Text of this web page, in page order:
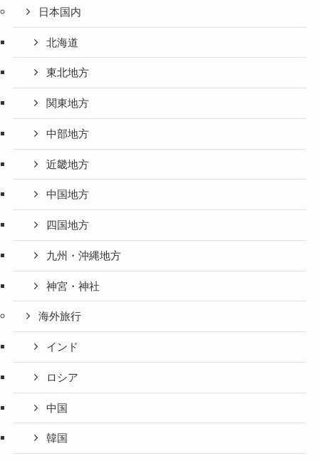
日本国内
北海道
東北地方
関東地方
中部地方
近畿地方
中国地方
四国地方
九州・沖縄地方
神宮・神社
海外旅行
インド
ロシア
中国
韓国